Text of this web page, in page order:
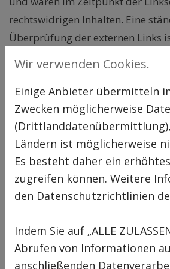
rechtswidrigen Inhalten. Eine
Überprüfung der externen Links
Webseiten Dritter, die außerhalb
Verantwortungsbereichs liegen,
Haftungsverpflichtung
nur bestehen, wenn wir von den
erlangen und es uns technisch
zumutbar wäre, die Nutzung im
Inhalte zu verhindern.
externen Links durch uns
Rechtswirksamkeit dieses
Wir verwenden Cookies.
Einige Anbieter übermitteln
Zwecken möglicherweise
(Drittlanddatenübermittlung),
Ländern ist möglicherweise
Es besteht daher ein
zugreifen können. Weitere
den Datenschutzrichtlinien
Indem Sie auf „ALLE
Abrufen von Informationen
anschließenden